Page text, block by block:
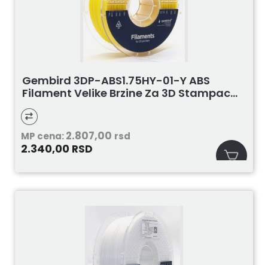
Gembird 3DP-ABS1.75HY-01-Y ABS
Filament Velike Brzine Za 3D Stampac...
MP cena:2.807,00 rsd
2.340,00 RSD